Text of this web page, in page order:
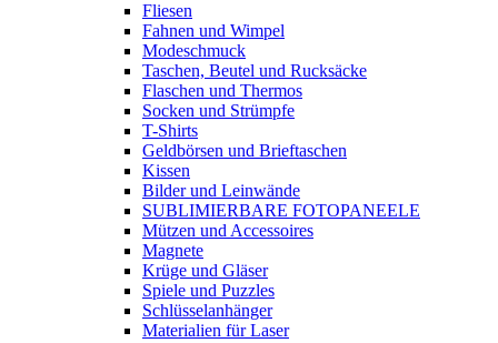
Fliesen
Fahnen und Wimpel
Modeschmuck
Taschen, Beutel und Rucksäcke
Flaschen und Thermos
Socken und Strümpfe
T-Shirts
Geldbörsen und Brieftaschen
Kissen
Bilder und Leinwände
SUBLIMIERBARE FOTOPANEELE
Mützen und Accessoires
Magnete
Krüge und Gläser
Spiele und Puzzles
Schlüsselanhänger
Materialien für Laser